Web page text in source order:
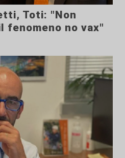
Toti: "Non
fenomeno no vax"